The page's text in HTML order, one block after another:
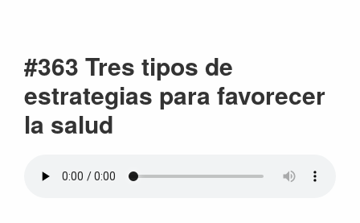
#363 Tres tipos de
estrategias para favorecer
la salud